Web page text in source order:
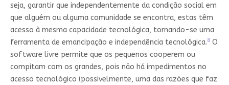
seja, garantir que independentemente da condição social em
que alguém ou alguma comunidade se encontra, estas têm
acesso à mesma capacidade tecnológica, tornando-se uma
ferramenta de emancipação e independência tecnológica.8O
software livre permite que os pequenos cooperem ou
compitam com os grandes, pois não há impedimentos no
acesso tecnológico (possivelmente, uma das razões que faz